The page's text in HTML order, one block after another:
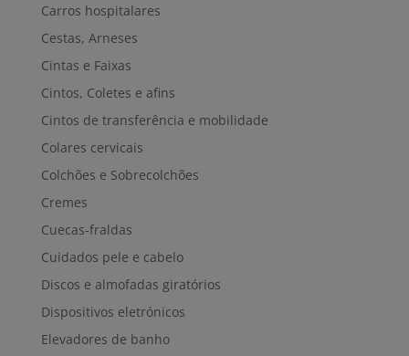
Carros hospitalares
Cestas, Arneses
Cintas e Faixas
Cintos, Coletes e afins
Cintos de transferência e mobilidade
Colares cervicais
Colchões e Sobrecolchões
Cremes
Cuecas-fraldas
Cuidados pele e cabelo
Discos e almofadas giratórios
Dispositivos eletrónicos
Elevadores de banho